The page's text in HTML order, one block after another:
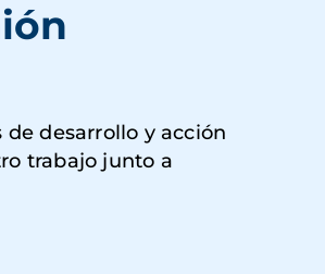
desarrollo y acción
trabajo junto a